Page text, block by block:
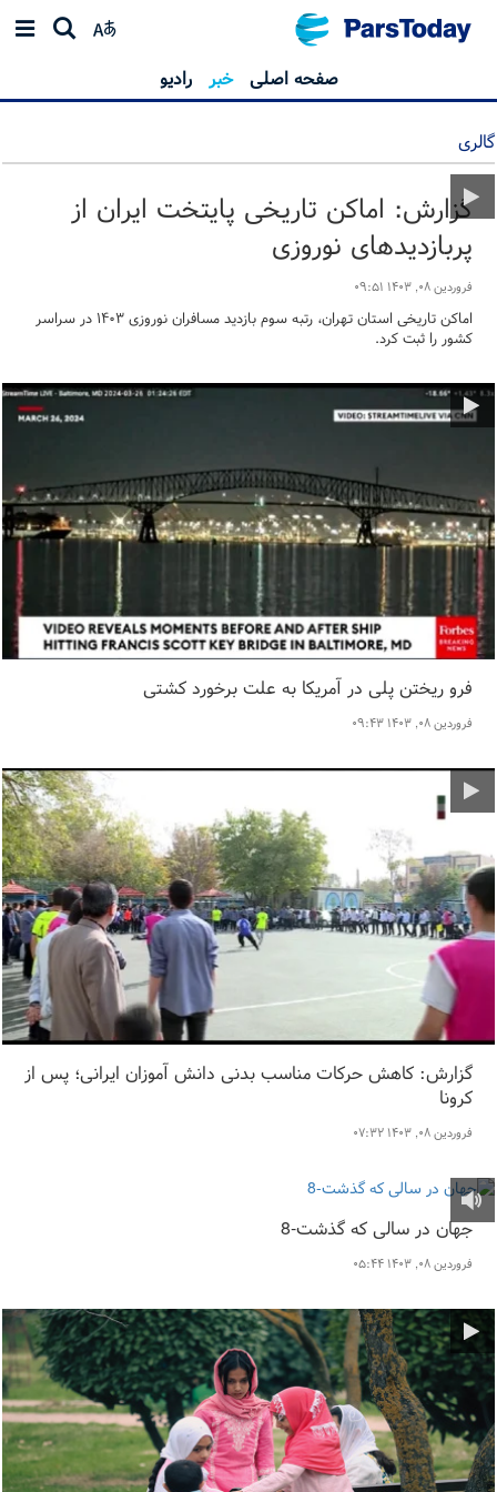
صفحه اصلی خبر رادیو
گالری
گزارش: اماکن تاریخی پایتخت ایران از
پربازدیدهای نوروزی
فروردین ۰۸, ۱۴۰۳ ۰۹:۵۱
اماکن تاریخی استان تهران، رتبه سوم بازدید مسافران نوروزی ۱۴۰۳ در سراسر
کشور را ثبت کرد.
فرو ریختن پلی در آمریکا به علت برخورد کشتی
فروردین ۰۸, ۱۴۰۳ ۰۹:۴۳
گزارش: کاهش حرکات مناسب بدنی دانش آموزان ایرانی؛ پس از
کرونا
فروردین ۰۸, ۱۴۰۳ ۰۷:۳۲
جهان در سالی که گذشت-8
فروردین ۰۸, ۱۴۰۳ ۰۵:۴۴